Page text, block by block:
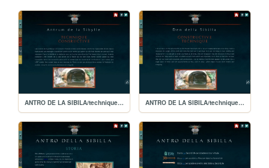
ANTRO DE LA SIBILA/technique-(français) ANTRO DE LA SIBILA/technique-(english)